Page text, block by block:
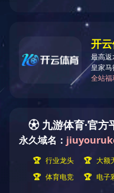
案例展示
CASE